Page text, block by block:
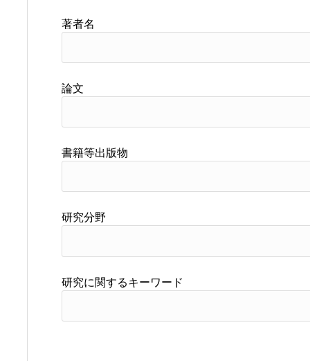
著者名
論文
書籍等出版物
研究分野
研究に関するキーワード